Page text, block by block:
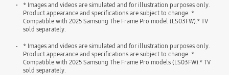
* Images and videos are simulated and for illustration purposes only.
Product appearance and specifications are subject to change. *
Compatible with 2025 Samsung The Frame Pro model (LS03FW).* TV
sold separately.
* Images and videos are simulated and for illustration purposes only.
Product appearance and specifications are subject to change. *
Compatible with 2025 Samsung The Frame Pro models (LS03FW).* TV
sold separately.